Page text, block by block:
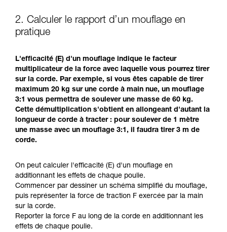
2. Calculer le rapport d’un mouflage en
pratique
L'efficacité (E) d'un mouflage indique le facteur
multiplicateur de la force avec laquelle vous pourrez tirer
sur la corde. Par exemple, si vous êtes capable de tirer
maximum 20 kg sur une corde à main nue, un mouflage
3:1 vous permettra de soulever une masse de 60 kg.
Cette démultiplication s'obtient en allongeant d'autant la
longueur de corde à tracter : pour soulever de 1 mètre
une masse avec un mouflage 3:1, il faudra tirer 3 m de
corde.
On peut calculer l'efficacité (E) d'un mouflage en
additionnant les effets de chaque poulie.
Commencer par dessiner un schéma simplifié du mouflage,
puis représenter la force de traction F exercée par la main
sur la corde.
Reporter la force F au long de la corde en additionnant les
effets de chaque poulie.